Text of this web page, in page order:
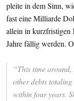
pleite in dem Sinn,
fast eine Milliarde
allein in kurzfristigen
Jahre fällig werden.
“This time
other debts
within four years.